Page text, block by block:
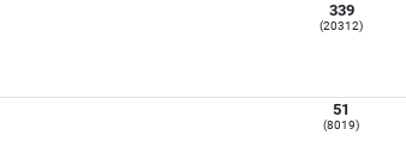
339
(20312)
51
(8019)